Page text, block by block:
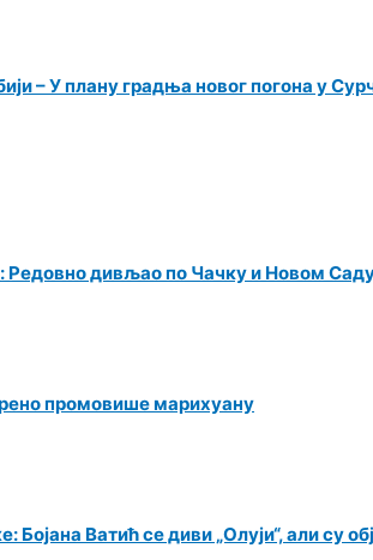
– У плану градња новог погона у
Редовно дивљао по Чачку и Новом
промовише марихуану
Ватић се диви „Олуји“, али су